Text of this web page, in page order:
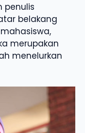
penulis
belakang
merupakan
menelurkan